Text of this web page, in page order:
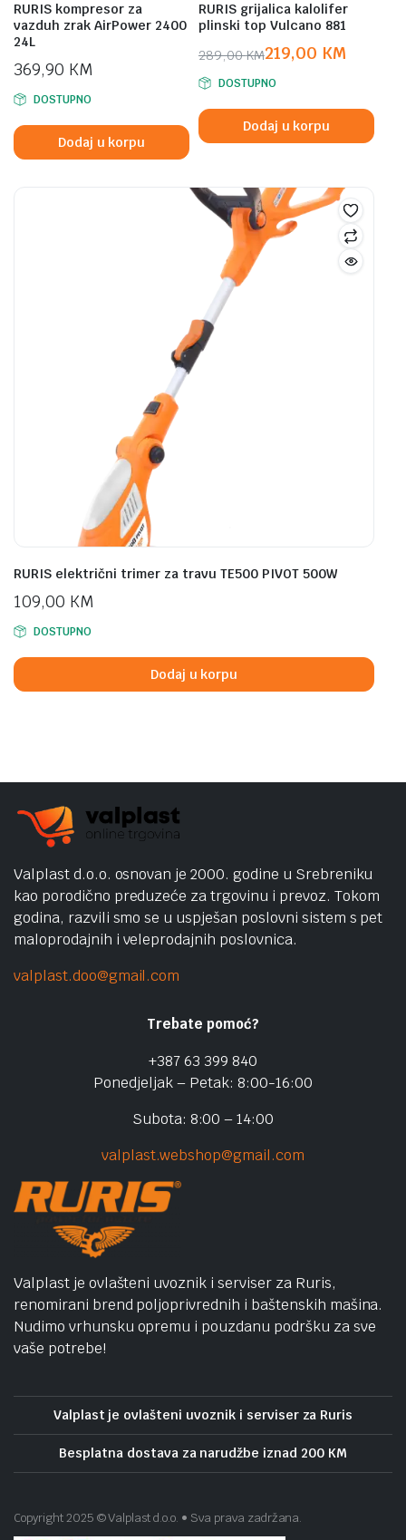
RURIS kompresor za
vazduh zrak AirPower 2400
24L
369,90 KM
DOSTUPNO
Dodaj u korpu
RURIS grijalica kalolifer
plinski top Vulcano 881
289,00KM
Original
price
was:
289,00 KM.
219,00 KM
Current
price
is:
219,00 KM.
DOSTUPNO
Dodaj u korpu
RURIS električni trimer za travu TE500 PIVOT 500W
109,00 KM
DOSTUPNO
Dodaj u korpu
Valplast d.o.o. osnovan je 2000. godine u Srebreniku
kao porodično preduzeće za trgovinu i prevoz. Tokom
godina, razvili smo se u uspješan poslovni sistem s pet
maloprodajnih i veleprodajnih poslovnica.
valplast.doo@gmail.com
Trebate pomoć?
+387 63 399 840
Ponedjeljak – Petak: 8:00-16:00
Subota: 8:00 – 14:00
valplast.webshop@gmail.com
Valplast je ovlašteni uvoznik i serviser za Ruris,
renomirani brend poljoprivrednih i baštenskih mašina.
Nudimo vrhunsku opremu i pouzdanu podršku za sve
vaše potrebe!
Valplast je ovlašteni uvoznik i serviser za Ruris
Besplatna dostava za narudžbe iznad 200 KM
Copyright 2025 © Valplast d.o.o. • Sva prava zadržana.